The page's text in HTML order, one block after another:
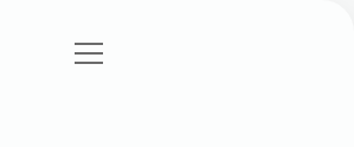
Gizlilik Politikası
menüyü